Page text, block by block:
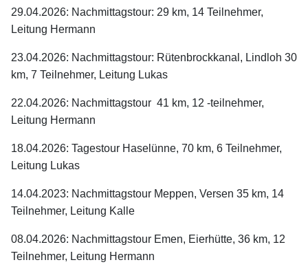
29.04.2026: Nachmittagstour: 29 km, 14 Teilnehmer,
Leitung Hermann
23.04.2026: Nachmittagstour: Rütenbrockkanal, Lindloh 30
km, 7 Teilnehmer, Leitung Lukas
22.04.2026: Nachmittagstour 41 km, 12 -teilnehmer,
Leitung Hermann
18.04.2026: Tagestour Haselünne, 70 km, 6 Teilnehmer,
Leitung Lukas
14.04.2023: Nachmittagstour Meppen, Versen 35 km, 14
Teilnehmer, Leitung Kalle
08.04.2026: Nachmittagstour Emen, Eierhütte, 36 km, 12
Teilnehmer, Leitung Hermann